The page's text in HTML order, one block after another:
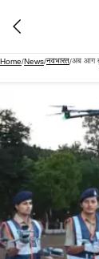
Home/News/नवभारत/अब आग